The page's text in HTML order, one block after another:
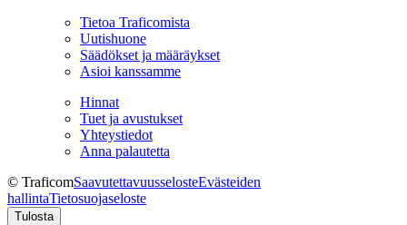
Tietoa Traficomista
Uutishuone
Säädökset ja määräykset
Asioi kanssamme
Hinnat
Tuet ja avustukset
Yhteystiedot
Anna palautetta
© TraficomSaavutettavuusselosteEvästeiden
hallintaTietosuojaseloste
Tulosta